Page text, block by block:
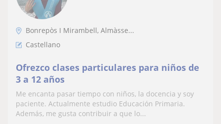
Bonrepòs I Mirambell, Almàsse...
Castellano
Ofrezco clases particulares para niños de
3 a 12 años
Me encanta pasar tiempo con niños, la docencia y soy
paciente. Actualmente estudio Educación Primaria.
Además, me gusta contribuir a que lo...